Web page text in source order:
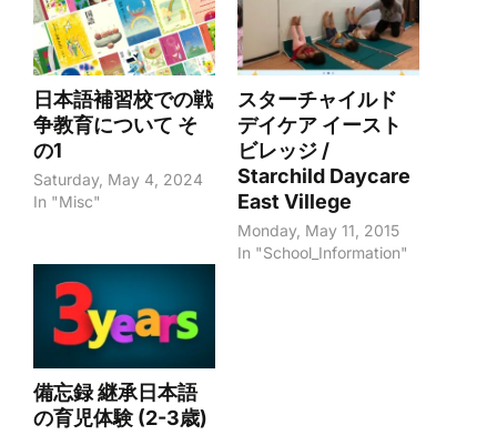
日本語補習校での戦
争教育について そ
の1
Saturday, May 4, 2024
In "Misc"
スターチャイルド
デイケア イースト
ビレッジ /
Starchild Daycare
East Villege
Monday, May 11, 2015
In "School_Information"
備忘録 継承日本語
の育児体験 (2-3歳)